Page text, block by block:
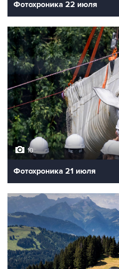
Фотохроника 22 июля
10
Фотохроника 21 июля